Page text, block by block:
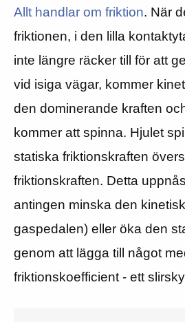
Allt handlar om friktion. När
friktionen, i den lilla
inte längre räcker till för att
vid isiga vägar, kommer
den dominerande kraften
kommer att spinna. Hjulet
statiska friktionskraften
friktionskraften. Detta
antingen minska den
gaspedalen) eller öka den
genom att lägga till något
friktionskoefficient - ett